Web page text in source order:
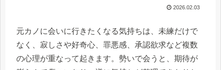
2026.02.03
元カノに会いに行きたくなる気持ちは、未練だけで
なく、寂しさや好奇心、罪悪感、承認欲求など複数
の心理が重なって起きます。勢いで会うと、期待が